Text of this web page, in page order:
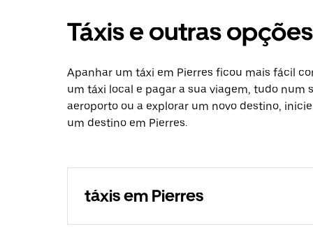
Táxis e outras
Apanhar um táxi em Pierres ficou mais fácil
um táxi local e pagar a sua viagem, tudo num
aeroporto ou a explorar um novo destino,
um destino em Pierres.
táxis em Pierres